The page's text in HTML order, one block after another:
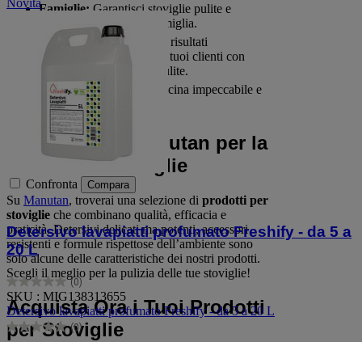
Famiglie: Garantisci stoviglie pulite e
igienizzate per tutta la famiglia.
Ristoranti e bar:
Ottieni risultati
professionali per stupire i tuoi clienti con
stoviglie perfettamente pulite.
Uffici:Mantieni l’area cucina impeccabile e
accogliente.
La Qualità di Manutan per la
Cura delle Stoviglie
Su Manutan, troverai una selezione di prodotti per
stoviglie che combinano qualità, efficacia e
praticità. Detersivi delicati ma potenti, accessori
resistenti e formule rispettose dell’ambiente sono
solo alcune delle caratteristiche dei nostri prodotti.
Scegli il meglio per la pulizia delle tue stoviglie!
Acquista Ora i Tuoi Prodotti
per Stoviglie
Confronta Compara
Detersivo lavapiatti profumato Freshify - da 5 a
20 L
(0)
0.0
su
5
stelle.
SKU : MIG138313655
Detersivo lavapiatti profumato Freshify - da 5 a 20 L
(0)
0.0